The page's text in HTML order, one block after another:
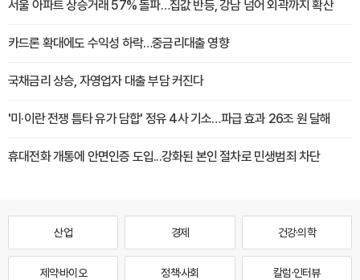
서울 아파트 상승거래 57% 돌파…집값 반등, 강남 넘어 외곽까지 확산
카드론 확대에도 수익성 하락…중금리대출 영향
국채금리 상승, 자영업자 대출 부담 커진다
'미·이란 전쟁 틈타 유가 담합' 정유 4사 기소…파급 효과 26조 원 달해
휴대전화 개통에 안면인증 도입...강화된 본인 절차로 민생범죄 차단
산업 경제 건강·의학
제약·바이오 정책·사회 칼럼·인터뷰